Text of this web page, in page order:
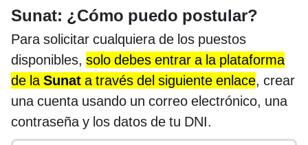
Sunat: ¿Cómo puedo postular?
Para solicitar cualquiera de los puestos
disponibles, solo debes entrar a la plataforma
de laSunat a través del siguiente enlace, crear
una cuenta usando un correo electrónico, una
contraseña y los datos de tu DNI.